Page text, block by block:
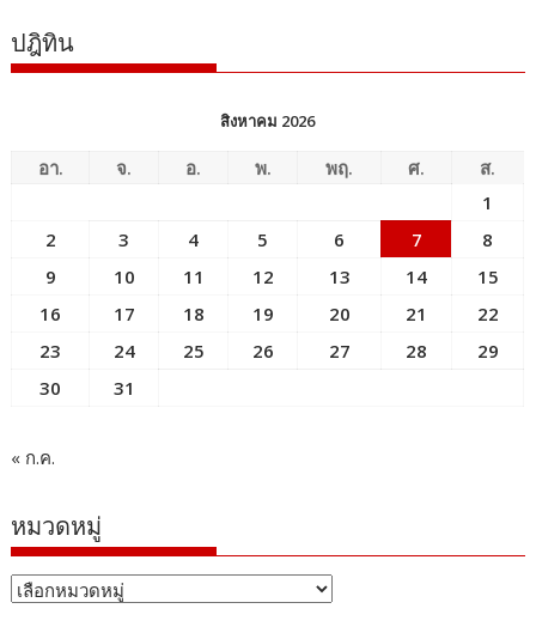
ปฎิทิน
สิงหาคม 2026
อา. จ. อ. พ. พฤ. ศ.
ส.
1
2
3 4 5 6 7
8
9
10 11 12 13 14
15
16
17 18 19 20 21
22
23
24 25 26 27 28
29
30
31
« ก.ค.
หมวดหมู่
หมวด